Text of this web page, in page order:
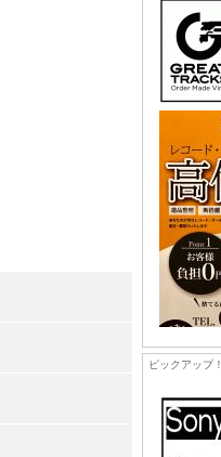
ピックアップ！